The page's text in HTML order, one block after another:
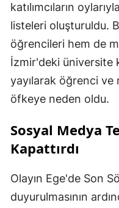
katılımcıların
listeleri oluşturuldu.
öğrencileri hem de
İzmir'deki üniversite
yayılarak öğrenci ve
öfkeye neden oldu.
Sosyal Medya
Kapattırdı
Olayın Ege'de Son
duyurulmasının